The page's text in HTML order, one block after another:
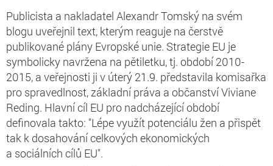
Publicista a nakladatel Alexandr Tomský na svém
blogu uveřejnil text, kterým reaguje na čerstvě
publikované plány Evropské unie. Strategie EU je
symbolicky navržena na pětiletku, tj. období 2010-
2015, a veřejnosti ji v úterý 21.9. představila komisařka
pro spravedlnost, základní práva a občanství Viviane
Reding. Hlavní cíl EU pro nadcházející období
definovala takto: "Lépe využít potenciálu žen a přispět
tak k dosahování celkových ekonomických
a sociálních cílů EU".